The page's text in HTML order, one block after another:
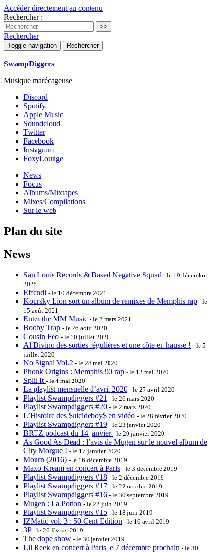
Accéder directement au contenu
Rechercher :
Rechercher
Toggle navigation Rechercher
SwampDiggers
Musique marécageuse
Discord
Spotify
Apple Music
Soundcloud
Twitter
Facebook
Instagram
FoxyLounge
News
Focus
Albums/Mixtapes
Mixes/Compilations
Sur le web
Plan du site
News
San Louis Records & Based Negative Squad - le 19 décembre
2025
Effendi - le 10 décembre 2021
Koursky Lion sort un album de remixes de Memphis rap - le
15 août 2021
Enter the MM Music - le 2 mars 2021
Booby Trap - le 26 août 2020
Cousin Feo - le 30 juillet 2020
Al Divino des sorties régulières et une côte en hausse ! - le 5
juillet 2020
No Signal Vol.2 - le 28 mai 2020
Phonk Origins : Memphis 90 rap - le 12 mai 2020
Split It - le 4 mai 2020
La playlist mensuelle d’avril 2020 - le 27 avril 2020
Playlist Swampdiggers #21 - le 26 mars 2020
Playlist Swampdiggers #20 - le 2 mars 2020
L’Histoire des $uicideboy$ en vidéo - le 28 février 2020
Playlist Swampdiggers #19 - le 23 janvier 2020
BRTZ podcast du 14 janvier - le 20 janvier 2020
As Good As Dead : l’avis de Mugen sur le nouvel album de
City Morgue ! - le 17 janvier 2020
Mourn (2016) - le 16 décembre 2019
Maxo Kream en concert à Paris - le 3 décembre 2019
Playlist Swampdiggers #18 - le 2 décembre 2019
Playlist Swampdiggers #17 - le 22 octobre 2019
Playlist Swampdiggers #16 - le 30 septembre 2019
Mugen : La Potion - le 22 juin 2019
Playlist Swampdiggers #15 - le 18 juin 2019
IZMatic vol. 3 : 50 Cent Edition - le 16 avril 2019
3P - le 26 février 2019
The dope show - le 30 janvier 2019
Lil Reek en concert à Paris le 7 décembre prochain - le 30